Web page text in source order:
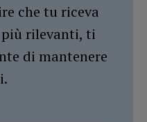
che tu riceva
rilevanti, ti
di mantenere